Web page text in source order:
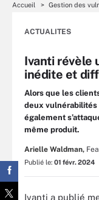
Accueil Gestion des
ACTUALITES
Ivanti révèle
inédite et
Alors que les
deux
également
même produit.
Arielle Waldman,
Publié le: 01 févr. 2024
Ivanti a publié